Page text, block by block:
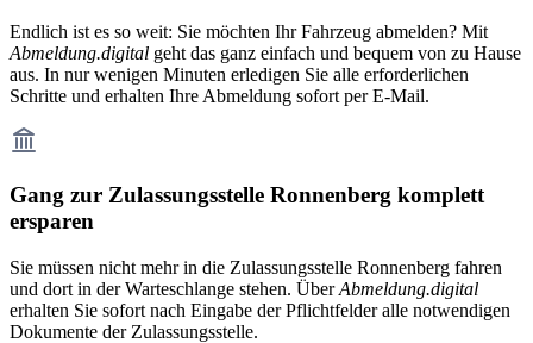
Endlich ist es so weit: Sie möchten Ihr Fahrzeug abmelden? Mit
Abmeldung.digital geht das ganz einfach und bequem von zu Hause
aus. In nur wenigen Minuten erledigen Sie alle erforderlichen
Schritte und erhalten Ihre Abmeldung sofort per E-Mail.
Gang zur Zulassungsstelle Ronnenberg komplett
ersparen
Sie müssen nicht mehr in die Zulassungsstelle Ronnenberg fahren
und dort in der Warteschlange stehen. ÜberAbmeldung.digital
erhalten Sie sofort nach Eingabe der Pflichtfelder alle notwendigen
Dokumente der Zulassungsstelle.